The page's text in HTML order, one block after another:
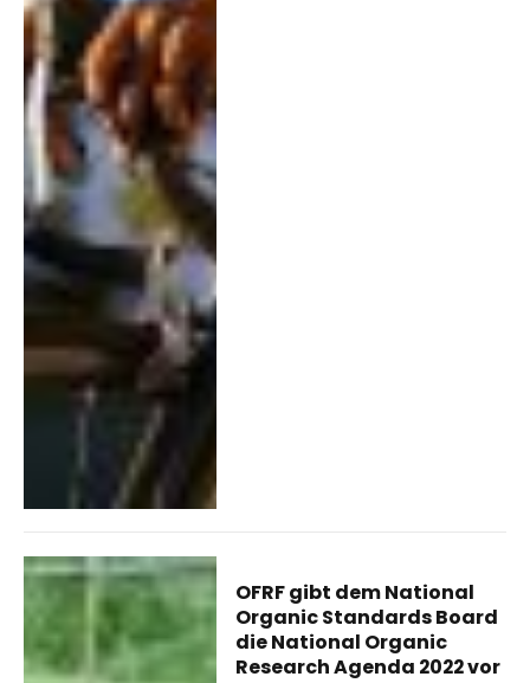
OFRF gibt dem National
Organic Standards Board
die National Organic
Research Agenda 2022 vor